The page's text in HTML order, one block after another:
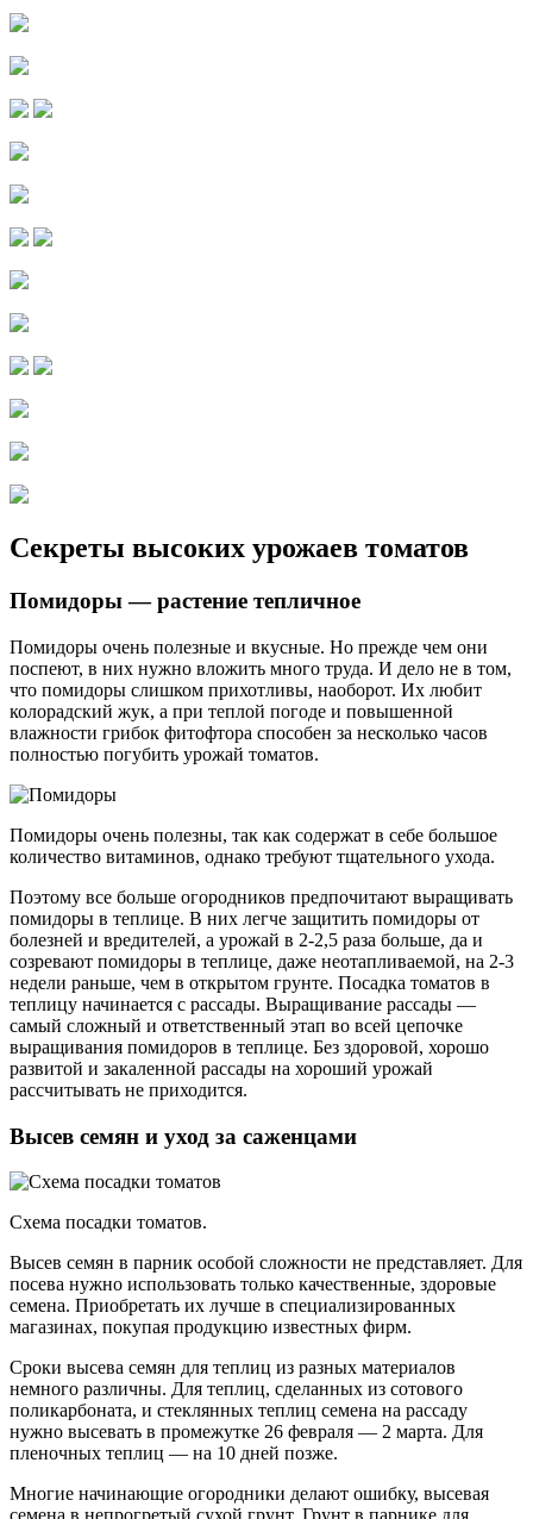
Секреты высоких урожаев томатов
Помидоры — растение тепличное
Помидоры очень полезные и вкусные. Но прежде чем они
поспеют, в них нужно вложить много труда. И дело не в том,
что помидоры слишком прихотливы, наоборот. Их любит
колорадский жук, а при теплой погоде и повышенной
влажности грибок фитофтора способен за несколько часов
полностью погубить урожай томатов.
Помидоры очень полезны, так как содержат в себе большое
количество витаминов, однако требуют тщательного ухода.
Поэтому все больше огородников предпочитают выращивать
помидоры в теплице. В них легче защитить помидоры от
болезней и вредителей, а урожай в 2-2,5 раза больше, да и
созревают помидоры в теплице, даже неотапливаемой, на 2-3
недели раньше, чем в открытом грунте. Посадка томатов в
теплицу начинается с рассады. Выращивание рассады —
самый сложный и ответственный этап во всей цепочке
выращивания помидоров в теплице. Без здоровой, хорошо
развитой и закаленной рассады на хороший урожай
рассчитывать не приходится.
Высев семян и уход за саженцами
Схема посадки томатов.
Высев семян в парник особой сложности не представляет. Для
посева нужно использовать только качественные, здоровые
семена. Приобретать их лучше в специализированных
магазинах, покупая продукцию известных фирм.
Сроки высева семян для теплиц из разных материалов
немного различны. Для теплиц, сделанных из сотового
поликарбоната, и стеклянных теплиц семена на рассаду
нужно высевать в промежутке 26 февраля — 2 марта. Для
пленочных теплиц — на 10 дней позже.
Многие начинающие огородники делают ошибку, высевая